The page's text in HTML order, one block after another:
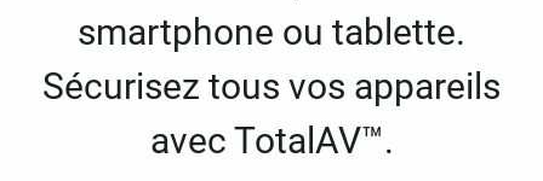
smartphone ou tablette.
Sécurisez tous vos appareils
avec TotalAV™.